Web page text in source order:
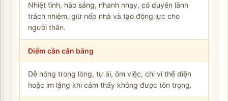
Nhiệt tình, hào sảng, nhanh nhạy, có duyên lãnh
trách nhiệm, giữ nếp nhà và tạo động lực cho
người thân.
Điểm cần cân bằng
Dễ nóng trong lòng, tự ái, ôm việc, chi vì thể diện
hoặc im lặng khi cảm thấy không được tôn trọng.